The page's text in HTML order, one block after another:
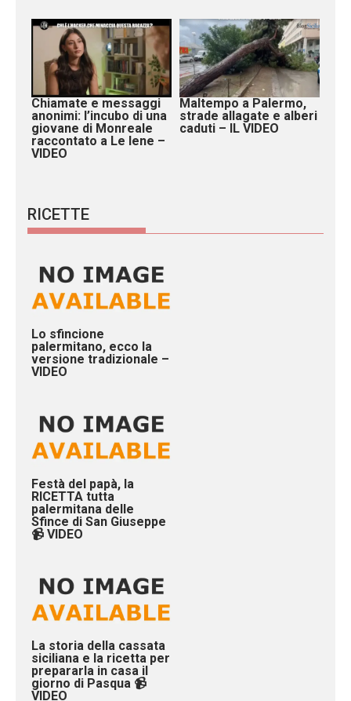
Chiamate e messaggi
anonimi: l’incubo di una
giovane di Monreale
raccontato a Le Iene –
VIDEO
Maltempo a Palermo,
strade allagate e alberi
caduti – IL VIDEO
RICETTE
Lo sfincione
palermitano, ecco la
versione tradizionale –
VIDEO
Festà del papà, la
RICETTA tutta
palermitana delle
Sfince di San Giuseppe
📹 VIDEO
La storia della cassata
siciliana e la ricetta per
prepararla in casa il
giorno di Pasqua 📹
VIDEO